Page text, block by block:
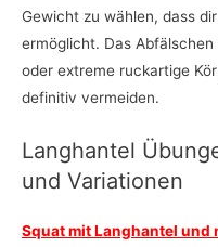
Gewicht zu wählen, dass
ermöglicht. Das
oder extreme ruckartige
definitiv vermeiden.
Langhantel
und Variationen
Squat mit Langhantel und